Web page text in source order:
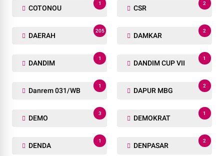
COTONOU
1
CSR
2
DAERAH
205
DAMKAR
2
DANDIM
1
DANDIM CUP VII
1
Danrem 031/WB
1
DAPUR MBG
2
DEMO
3
DEMOKRAT
1
DENDA
1
DENPASAR
2